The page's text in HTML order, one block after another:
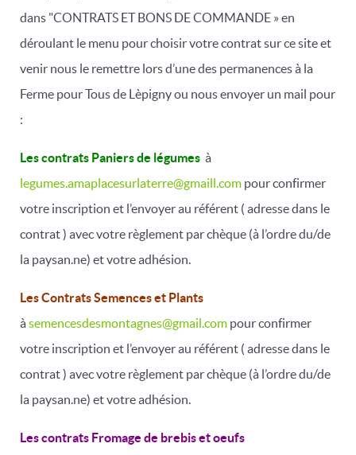
dans "CONTRATS ET BONS DE COMMANDE » en
déroulant le menu pour choisir votre contrat sur ce site et
venir nous le remettre lors d’une des permanences à la
Ferme pour Tous de Lèpigny ou nous envoyer un mail pour
:
Les contrats Paniers de légumes à
legumes.amaplacesurlaterre@gmaill.com pour confirmer
votre inscription et l’envoyer au référent ( adresse dans le
contrat ) avec votre règlement par chèque (à l’ordre du/de
la paysan.ne) et votre adhésion.
Les Contrats Semences et Plants
àsemencesdesmontagnes@gmail.com pour confirmer
votre inscription et l’envoyer au référent ( adresse dans le
contrat ) avec votre règlement par chèque (à l’ordre du/de
la paysan.ne) et votre adhésion.
Les contrats Fromage de brebis et oeufs